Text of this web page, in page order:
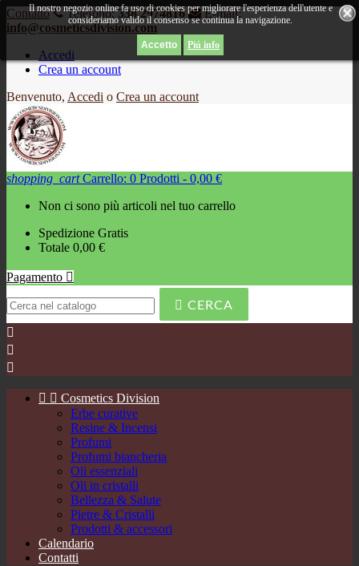
Contatto Telefono: 338 2974816
E-mail:
info@cosmeticsdivision.com
Accedi
Crea un account
Benvenuto, Accedi o Crea un account
shopping_cart Carrello: 0 Prodotti - 0,00 €
Non ci sono più articoli nel tuo carrello
Spedizione Gratis
Totale 0,00 €
Pagamento 
 CERCA
Il nostro negozio online fa uso di cookies per migliorare l'esperienza dell'utente e
consideriamo valido il consenso se continua la navigazione.
Piú info



  Cosmetics Division
Erbe curative
Resine & Incensi
Profumi
Profumi biancheria
Oli essenziali
Oli in cristalli
Bellezza & Salute
Pietre & Cristalli
Prodotti & accessori
Calendario
Contatti